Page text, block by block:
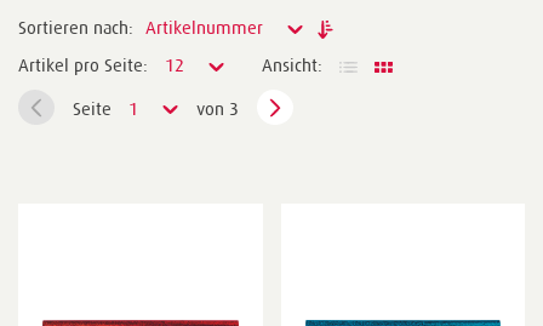
Sortieren nach:
Artikelnummer
Artikel pro Seite:
12 Ansicht:
Seite 1 von 3